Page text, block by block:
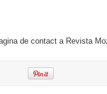
de contact a Revista